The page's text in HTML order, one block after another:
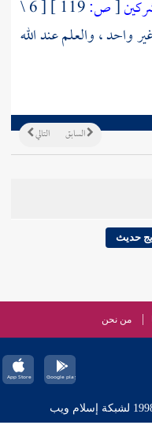
[ص:
[ 6 \
واحد ، والعلم عند الله
التالي السابق
حديث
من نحن